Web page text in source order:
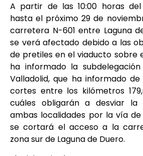
A partir de las 10:00 horas
hasta el próximo 29 de
carretera N-601 entre Laguna
se verá afectado debido a las
de pretiles en el viaducto sobre
ha informado la
Valladolid, que ha informado
cortes entre los kilómetros
cuáles obligarán a desviar la
ambas localidades por la vía
se cortará el acceso a la
zona sur de Laguna de Duero.